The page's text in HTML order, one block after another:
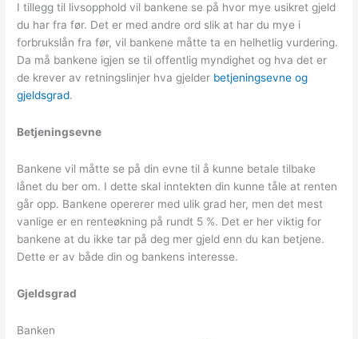
I tillegg til livsopphold vil bankene se på hvor mye usikret gjeld
du har fra før. Det er med andre ord slik at har du mye i
forbrukslån fra før, vil bankene måtte ta en helhetlig vurdering.
Da må bankene igjen se til offentlig myndighet og hva det er
de krever av retningslinjer hva gjelder betjeningsevne og
gjeldsgrad.
Betjeningsevne
Bankene vil måtte se på din evne til å kunne betale tilbake
lånet du ber om. I dette skal inntekten din kunne tåle at renten
går opp. Bankene opererer med ulik grad her, men det mest
vanlige er en renteøkning på rundt 5 %. Det er her viktig for
bankene at du ikke tar på deg mer gjeld enn du kan betjene.
Dette er av både din og bankens interesse.
Gjeldsgrad
Banken